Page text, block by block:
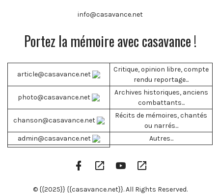
info@casavance.net
Portez la mémoire avec casavance !
article@casavance.net
Critique, opinion libre, compte
rendu reportage...
photo@casavance.net
Archives historiques, anciens
combattants...
chanson@casavance.net
Récits de mémoires, chantés
ou narrés...
admin@casavance.net
Autres...
Facebook
Profile
Google
Play
YouTube
Channel
© {{2025}} {{casavance.net}}. All Rights Reserved.